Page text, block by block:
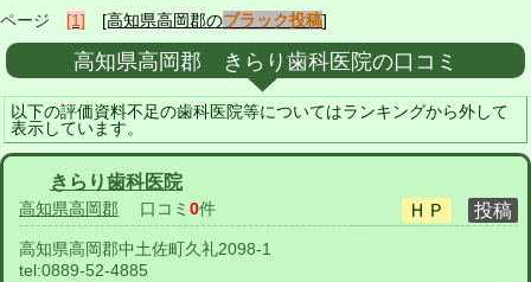
ページ [1] [高知県高岡郡のブラック投稿]
高知県高岡郡 きらり歯科医院の口コミ
以下の評価資料不足の歯科医院等についてはランキングから外して
表示しています。
きらり歯科医院
高知県高岡郡 口コミ 0件
高知県高岡郡中土佐町久礼2098-1
tel:0889-52-4885